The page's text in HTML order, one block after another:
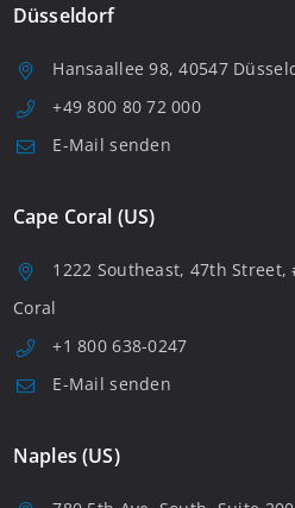
Düsseldorf
Hansaallee 98, 40547
+49 800 80 72 000
E-Mail senden
Cape Coral (US)
1222 Southeast, 47th Street,
Coral
+1 800 638-0247
E-Mail senden
Naples (US)